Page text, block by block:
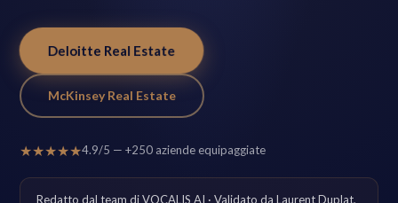
Deloitte Real Estate
McKinsey Real Estate
★★★★★4.9/5 — +250 aziende equipaggiate
Redatto dal team di VOCALIS AI · Validato da Laurent Duplat,